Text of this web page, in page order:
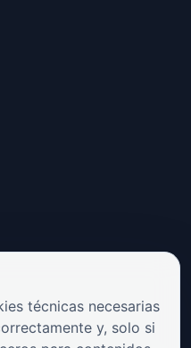
técnicas necesarias
y, solo si